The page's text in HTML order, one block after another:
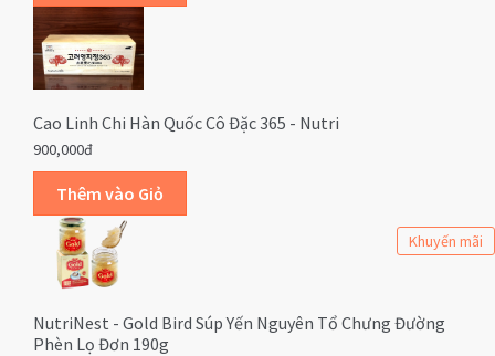
Cao Linh Chi Hàn Quốc Cô Đặc 365 - Nutri
900,000đ
Khuyến mãi
NutriNest - Gold Bird Súp Yến Nguyên Tổ Chưng Đường
Phèn Lọ Đơn 190g